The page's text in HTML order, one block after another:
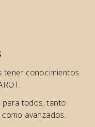
tener conocimientos
para todos, tanto
avanzados.